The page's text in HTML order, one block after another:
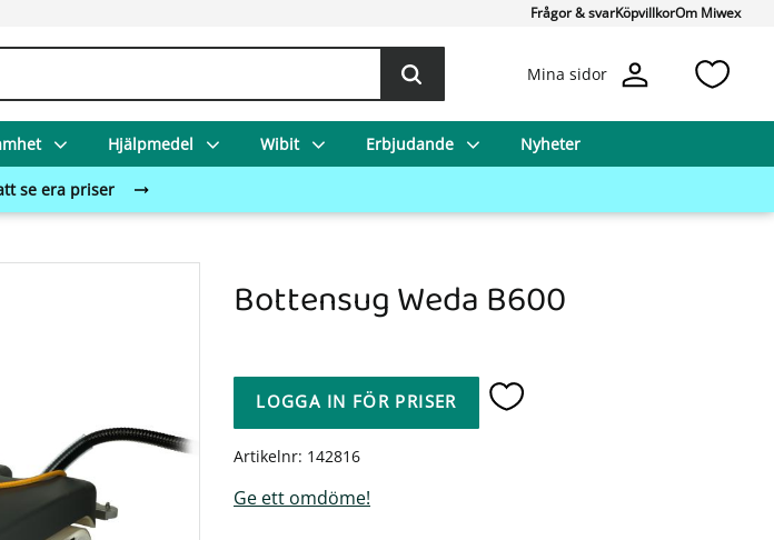
Frågor & svarKöpvillkorOm Miwex
Mina sidor
Hjälpmedel Wibit Erbjudande Nyheter
se era priser
Bottensug Weda B600
LOGGA IN FÖR PRISER Lägg till i favoriter
Artikelnr 142816
Ge ett omdöme!